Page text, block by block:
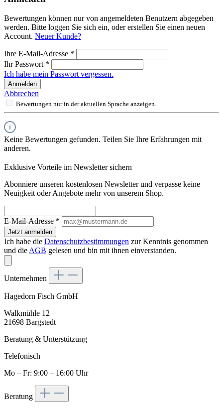
Bewertungen können nur von angemeldeten Benutzern abgegeben
werden. Bitte loggen Sie sich ein, oder erstellen Sie einen neuen
Account. Neuer Kunde?
Ihre E-Mail-Adresse *
Ihr Passwort *
Ich habe mein Passwort vergessen.
Anmelden
Abbrechen
Bewertungen nur in der aktuellen Sprache anzeigen.
Keine Bewertungen gefunden. Teilen Sie Ihre Erfahrungen mit
anderen.
Exklusive Vorteile im Newsletter sichern
Abonniere unseren kostenlosen Newsletter und verpasse keine
Neuigkeit oder Angebote mehr von unserem Shop.
E-Mail-Adresse *
Jetzt anmelden
Ich habe die Datenschutzbestimmungen zur Kenntnis genommen
und die AGB gelesen und bin mit ihnen einverstanden.
Unternehmen
Hagedorn Fisch GmbH
Walkmühle 12
21698 Bargstedt
Beratung & Unterstützung
Telefonisch
Mo – Fr: 9:00 – 16:00 Uhr
Beratung